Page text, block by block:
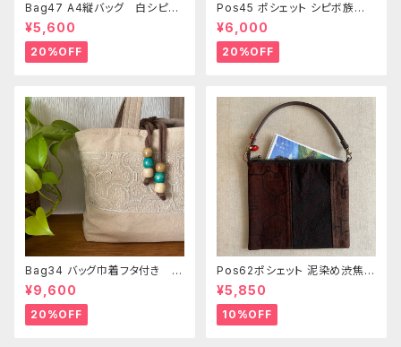
Bag47 A4縦バッグ 白シピボ
模様 シピボ族の泥染め
¥5,600
20%OFF
Pos45 ポシェット シピボ族の
泥染め刺繍のショルダー
¥6,000
20%OFF
Bag34 バッグ巾着フタ付き 薄
いピンク系ベージュ シピボ族の
手刺繍シャーベットカラー
¥9,600
20%OFF
Pos62ポシェット 泥染め渋焦茶
ファスナーポーチ 20x18cm
渋い泥染めアレンジ 男性用小
物入れ 暇の付け替え可能
¥5,850
10%OFF